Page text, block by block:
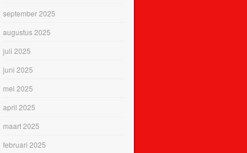
september 2025
augustus 2025
juli 2025
juni 2025
mei 2025
april 2025
maart 2025
februari 2025